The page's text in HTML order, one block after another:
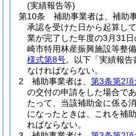
(実績報告等)
第10条
補助事業者は、補助
承認を受けた日から起算し
業が完了した年度の3月31
崎市特用林産振興施設等整
様式第8号。以下「実績報告
なければならない。
2
補助事業者は、 第3条第2
の交付の申請をした場合で
たって、当該補助金に係る
になったときは、これを補
ればならない。